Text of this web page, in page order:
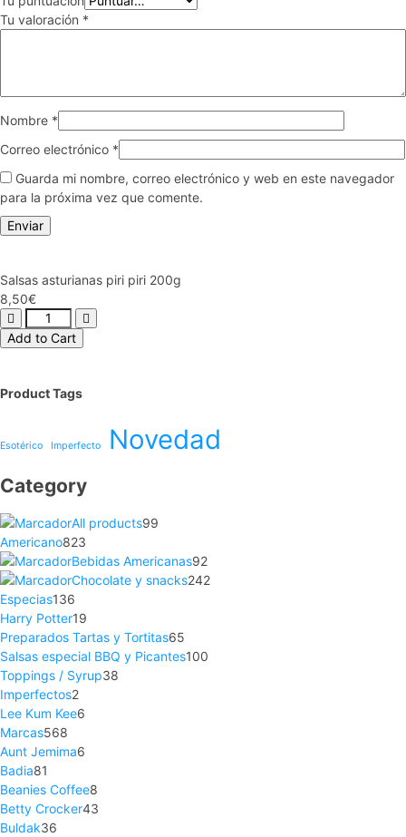
Tu valoración *
Nombre *
Correo electrónico *
Guarda mi nombre, correo electrónico y web en este navegador
para la próxima vez que comente.
Salsas asturianas piri piri 200g
8,50€
Add to Cart
Product Tags
Esotérico Imperfecto Novedad
Category
All products99
Americano823
Bebidas Americanas92
Chocolate y snacks242
Especias136
Harry Potter19
Preparados Tartas y Tortitas65
Salsas especial BBQ y Picantes100
Toppings / Syrup38
Imperfectos2
Lee Kum Kee6
Marcas568
Aunt Jemima6
Badia81
Beanies Coffee8
Betty Crocker43
Buldak36